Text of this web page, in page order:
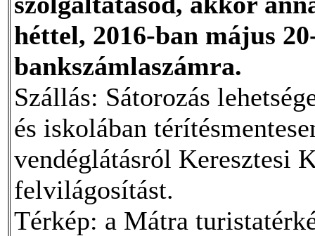
héttel, 2016-ban május
bankszámlaszámra.
Szállás: Sátorozás
és iskolában
vendéglátásról Keresztesi
felvilágosítást.
Térkép: a Mátra